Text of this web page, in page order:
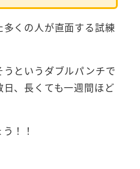
くの人が直面する試練
というダブルパンチで
、長くても一週間ほど
！！